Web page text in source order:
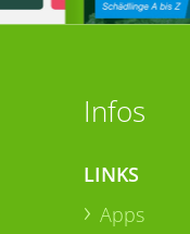
Infos
LINKS
Apps